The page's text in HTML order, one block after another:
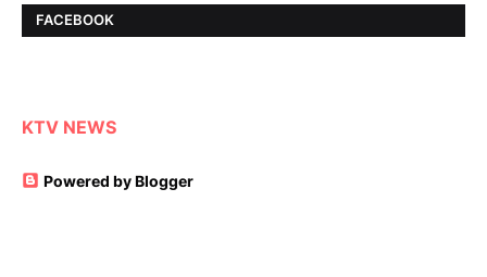
FACEBOOK
KTV NEWS
Powered by Blogger